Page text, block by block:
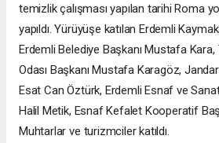
temizlik çalışması yapılan tarihi Roma
yapıldı. Yürüyüşe katılan Erdemli
Erdemli Belediye Başkanı Mustafa
Odası Başkanı Mustafa Karagöz,
Esat Can Öztürk, Erdemli Esnaf ve
Halil Metik, Esnaf Kefalet Kooperatif
Muhtarlar ve turizmciler katıldı.